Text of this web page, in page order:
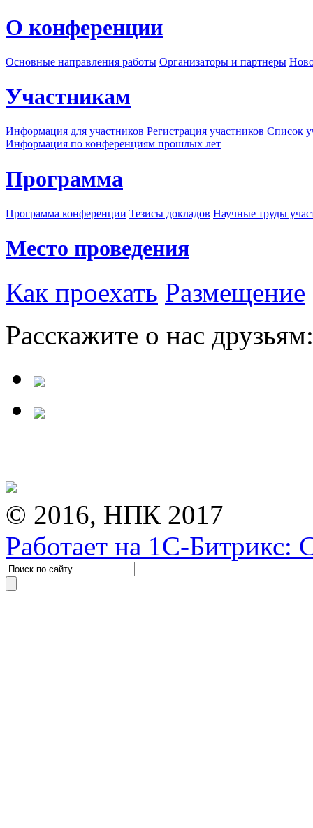
О конференции
Основные направления работы Организаторы и партнеры
Участникам
Информация для участников Регистрация участников Список
Информация по конференциям прошлых лет
Программа
Программа конференции Тезисы докладов Научные труды
Место проведения
Как проехать Размещение
Расскажите о нас друзьям:
© 2016, НПК 2017
Работает на 1С-Битрикс: